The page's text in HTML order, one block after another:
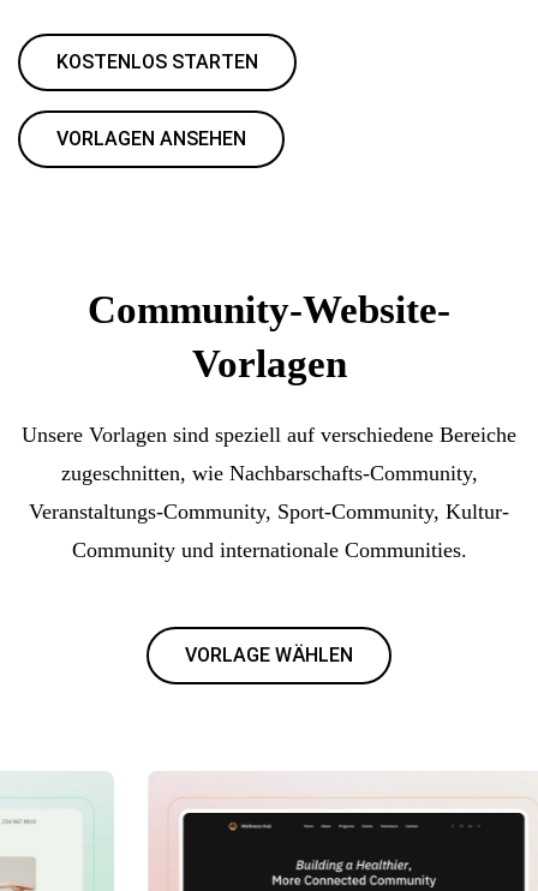
KOSTENLOS STARTEN
VORLAGEN ANSEHEN
Community-Website-
Vorlagen
Unsere Vorlagen sind speziell auf verschiedene Bereiche
zugeschnitten, wie Nachbarschafts-Community,
Veranstaltungs-Community, Sport-Community, Kultur-
Community und internationale Communities.
VORLAGE WÄHLEN